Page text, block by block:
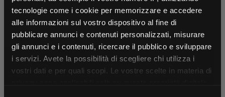
tecnologie come i cookie per memorizzare e accedere
alle informazioni sul vostro dispositivo al fine di
pubblicare annunci e contenuti personalizzati, misurare
gli annunci e i contenuti, ricercare il pubblico e sviluppare
i servizi. Avete la possibilità di scegliere chi utilizza i
vostri dati e per quali scopi. Le vostre scelte in materia di
×
Contattaci
Parla con il customer care dedicato
Fissa una consulenza
Ti affiancheremo passo dopo passo